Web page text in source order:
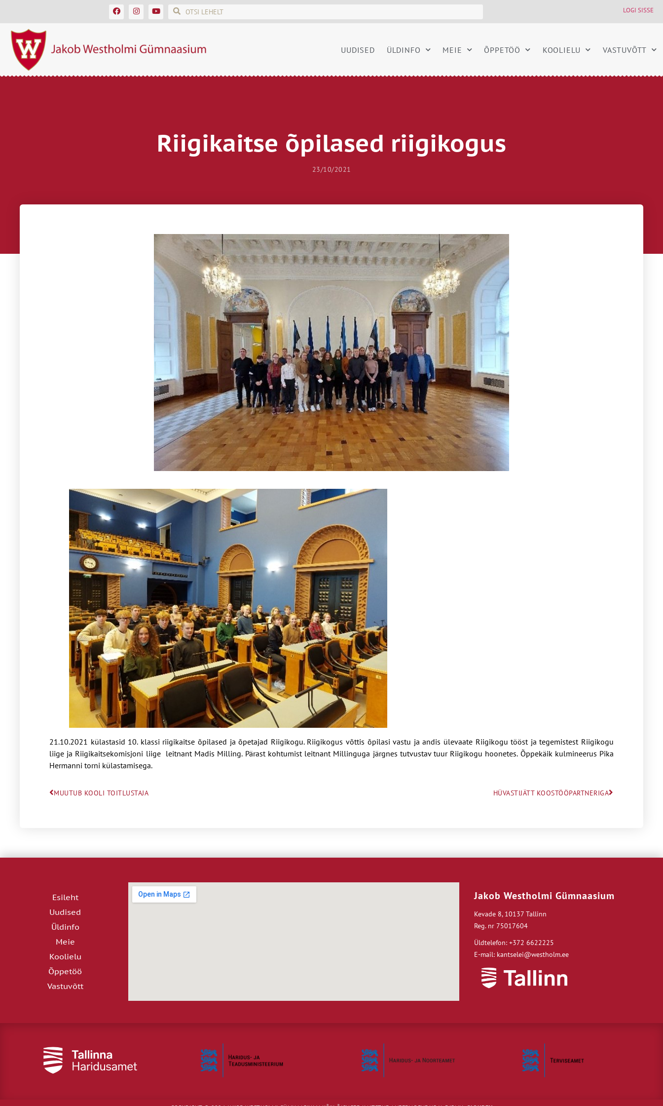
LOGI SISSE
UUDISED ÜLDINFO MEIE ÕPPETÖÖ KOOLIELU VASTUVÕTT
Riigikaitse õpilased riigikogus
23/10/2021
21.10.2021 külastasid 10. klassi riigikaitse õpilased ja õpetajad Riigikogu. Riigikogus võttis õpilasi vastu ja andis ülevaate Riigikogu tööst ja tegemistest Riigikogu
liige ja Riigikaitsekomisjoni liige leitnant Madis Milling. Pärast kohtumist leitnant Millinguga järgnes tutvustav tuur Riigikogu hoonetes. Õppekäik kulmineerus Pika
Hermanni torni külastamisega.
MUUTUB KOOLI TOITLUSTAJA HÜVASTIJÄTT KOOSTÖÖPARTNERIGA
Esileht
Uudised
Üldinfo
Meie
Koolielu
Õppetöö
Vastuvõtt
Jakob Westholmi Gümnaasium
Kevade 8, 10137 Tallinn
Reg. nr 75017604
Üldtelefon: +372 6622225
E-mail: kantselei@westholm.ee